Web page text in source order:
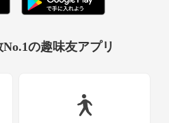
の趣味友アプリ